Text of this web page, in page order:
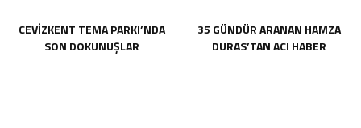
CEVİZKENT TEMA PARKI’NDA
SON DOKUNUŞLAR
35 GÜNDÜR ARANAN HAMZA
DURAS’TAN ACI HABER